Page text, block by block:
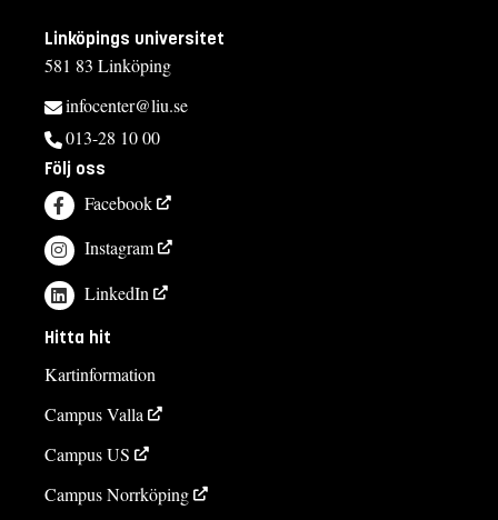
Linköpings universitet
581 83 Linköping
infocenter@liu.se
013-28 10 00
Följ oss
Facebook
Instagram
LinkedIn
Hitta hit
Kartinformation
Campus Valla
Campus US
Campus Norrköping